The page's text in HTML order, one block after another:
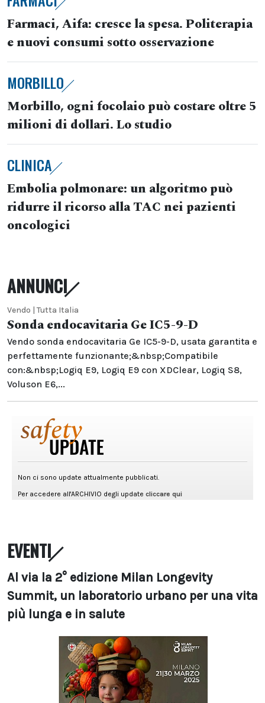
Farmaci, Aifa: cresce la spesa. Politerapia
e nuovi consumi sotto osservazione
MORBILLO
Morbillo, ogni focolaio può costare oltre 5
milioni di dollari. Lo studio
CLINICA
Embolia polmonare: un algoritmo può
ridurre il ricorso alla TAC nei pazienti
oncologici
ANNUNCI
Vendo | Tutta Italia
Sonda endocavitaria Ge IC5-9-D
Vendo sonda endocavitaria Ge IC5-9-D, usata garantita e
perfettamente funzionante;&nbsp;Compatibile
con:&nbsp;Logiq E9, Logiq E9 con XDClear, Logiq S8,
Voluson E6,...
EVENTI
Al via la 2° edizione Milan Longevity
Summit, un laboratorio urbano per una vita
più lunga e in salute